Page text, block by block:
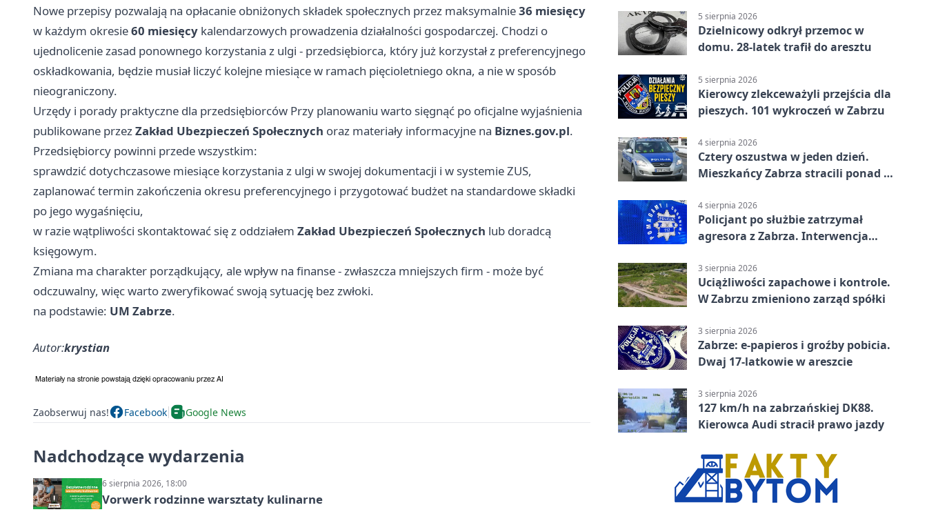
Nowe przepisy pozwalają na opłacanie obniżonych składek społecznych przez maksymalnie36 miesięcy
w każdym okresie60 miesięcy kalendarzowych prowadzenia działalności gospodarczej. Chodzi o
ujednolicenie zasad ponownego korzystania z ulgi - przedsiębiorca, który już korzystał z preferencyjnego
oskładkowania, będzie musiał liczyć kolejne miesiące w ramach pięcioletniego okna, a nie w sposób
nieograniczony.
Urzędy i porady praktyczne dla przedsiębiorców Przy planowaniu warto sięgnąć po oficjalne wyjaśnienia
publikowane przezZakład Ubezpieczeń Społecznych oraz materiały informacyjne na Biznes.gov.pl.
Przedsiębiorcy powinni przede wszystkim:
sprawdzić dotychczasowe miesiące korzystania z ulgi w swojej dokumentacji i w systemie ZUS,
zaplanować termin zakończenia okresu preferencyjnego i przygotować budżet na standardowe składki
po jego wygaśnięciu,
w razie wątpliwości skontaktować się z oddziałem Zakład Ubezpieczeń Społecznych lub doradcą
księgowym.
Zmiana ma charakter porządkujący, ale wpływ na finanse - zwłaszcza mniejszych firm - może być
odczuwalny, więc warto zweryfikować swoją sytuację bez zwłoki.
na podstawie: UM Zabrze.
Autor:krystian
Zaobserwuj nas! Facebook Google News
Nadchodzące wydarzenia
6 sierpnia 2026, 18:00
Vorwerk rodzinne warsztaty kulinarne
5 sierpnia 2026
Dzielnicowy odkrył przemoc w
domu. 28-latek trafił do aresztu
5 sierpnia 2026
Kierowcy zlekceważyli przejścia dla
pieszych. 101 wykroczeń w Zabrzu
4 sierpnia 2026
Cztery oszustwa w jeden dzień.
Mieszkańcy Zabrza stracili ponad 6
4 sierpnia 2026
Policjant po służbie zatrzymał
agresora z Zabrza. Interwencja
3 sierpnia 2026
Uciążliwości zapachowe i kontrole.
W Zabrzu zmieniono zarząd spółki
3 sierpnia 2026
Zabrze: e-papieros i groźby pobicia.
Dwaj 17-latkowie w areszcie
3 sierpnia 2026
127 km/h na zabrzańskiej DK88.
Kierowca Audi stracił prawo jazdy